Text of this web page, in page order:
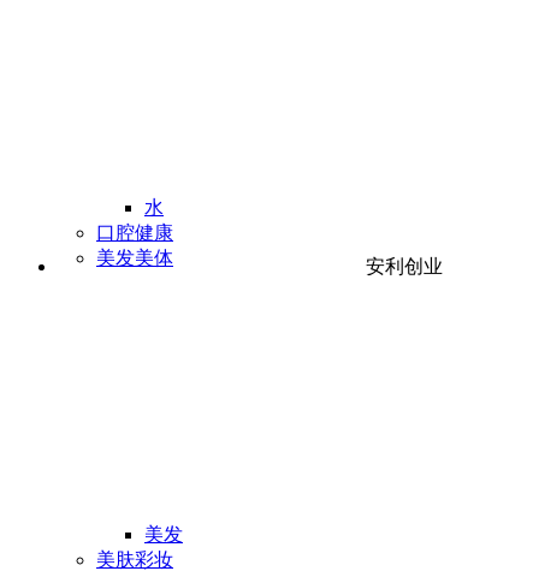
安利创业
水
口腔健康
美发美体
美发
美肤彩妆